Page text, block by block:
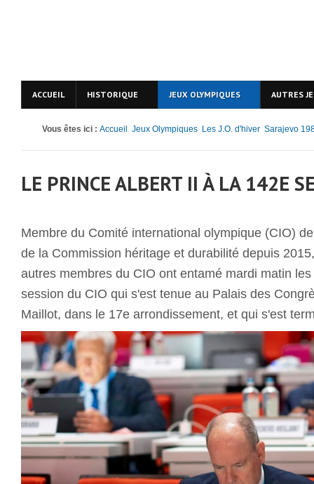
ACCUEIL HISTORIQUE JEUX OLYMPIQUES AUTRES
Vous êtes ici : Accueil Jeux Olympiques Les J.O. d'hiver Sarajevo
LE PRINCE ALBERT II À LA 142E
Membre du Comité international olympique (CIO)
de la Commission héritage et durabilité depuis
autres membres du CIO ont entamé mardi matin
session du CIO qui s'est tenue au Palais des
Maillot, dans le 17e arrondissement, et qui s'est